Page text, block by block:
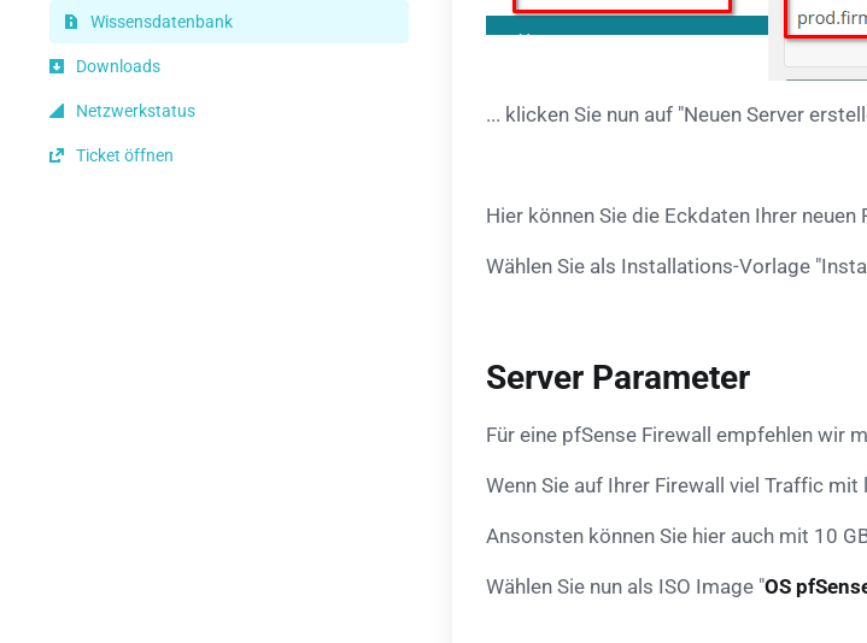
Wissensdatenbank
Downloads
Netzwerkstatus
Ticket öffnen
... klicken Sie nun auf "Neuen Server
Hier können Sie die Eckdaten Ihrer
Wählen Sie als Installations-Vorlage
Server Parameter
Für eine pfSense Firewall empfehlen wir
Wenn Sie auf Ihrer Firewall viel Traffic
Ansonsten können Sie hier auch mit 10
Wählen Sie nun als ISO Image "OS